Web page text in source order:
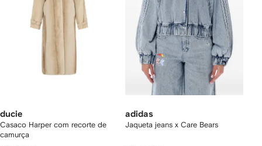
ducie
Casaco Harper com recorte de
camurça
adidas
Jaqueta jeans x Care Bears